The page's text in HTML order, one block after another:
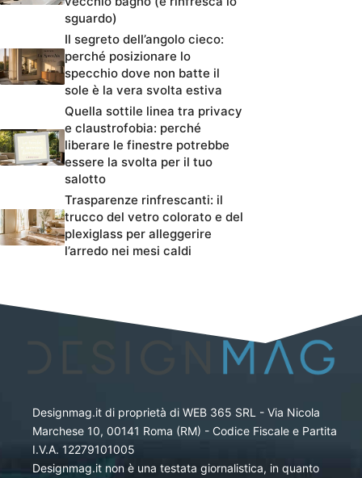
sguardo)
Il segreto dell’angolo cieco:
perché posizionare lo
specchio dove non batte il
sole è la vera svolta estiva
Quella sottile linea tra privacy
e claustrofobia: perché
liberare le finestre potrebbe
essere la svolta per il tuo
salotto
Trasparenze rinfrescanti: il
trucco del vetro colorato e del
plexiglass per alleggerire
l’arredo nei mesi caldi
Designmag.it di proprietà di WEB 365 SRL - Via Nicola
Marchese 10, 00141 Roma (RM) - Codice Fiscale e Partita
I.V.A. 12279101005
Designmag.it non è una testata giornalistica, in quanto